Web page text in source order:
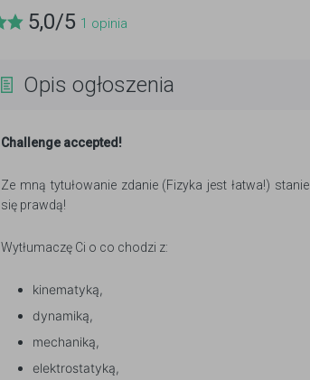
5,0/5 1 opinia
Opis ogłoszenia
Challenge accepted!
Ze mną tytułowanie zdanie (Fizyka jest łatwa!) stanie
się prawdą!
Wytłumaczę Ci o co chodzi z:
kinematyką,
dynamiką,
mechaniką,
elektrostatyką,